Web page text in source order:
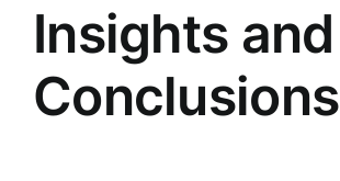
Insights and
Conclusions